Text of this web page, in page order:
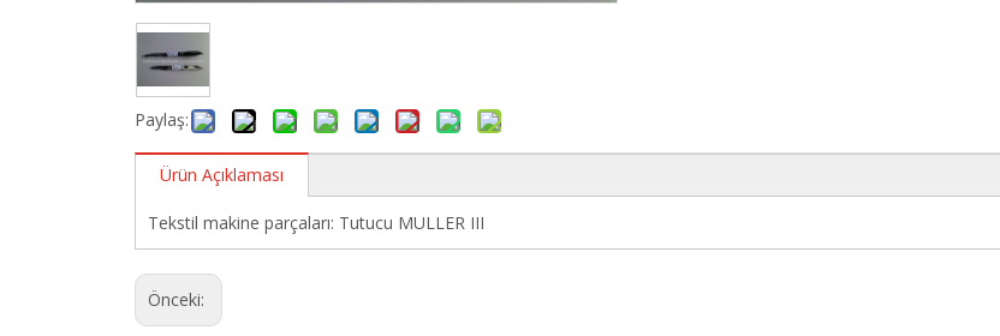
Paylaş:
Ürün Açıklaması
Tekstil makine parçaları: Tutucu MULLER III
Önceki: